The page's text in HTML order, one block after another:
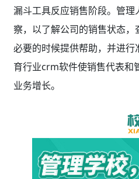
漏斗工具反应销售阶段。管
察，以了解公司的销售状态
必要的时候提供帮助，并进
育行业crm软件使销售代表和
业务增长。